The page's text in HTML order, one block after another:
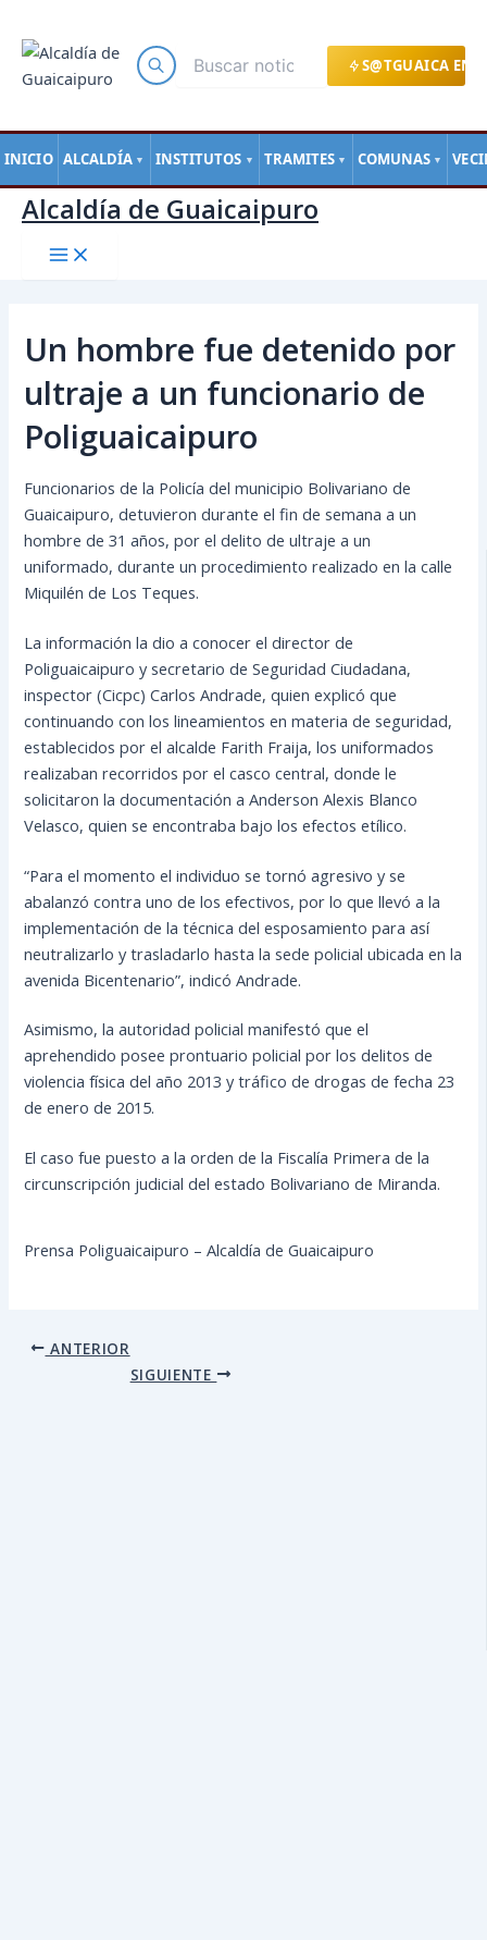
S@TGUAICA EN
INICIO ALCALDÍA ▼ INSTITUTOS ▼ TRAMITES ▼ COMUNAS ▼
contenido
Alcaldía de Guaicaipuro
Un hombre fue detenido por
ultraje a un funcionario de
Poliguaicaipuro
Funcionarios de la Policía del municipio Bolivariano de
Guaicaipuro, detuvieron durante el fin de semana a un
hombre de 31 años, por el delito de ultraje a un
uniformado, durante un procedimiento realizado en la calle
Miquilén de Los Teques.
La información la dio a conocer el director de
Poliguaicaipuro y secretario de Seguridad Ciudadana,
inspector (Cicpc) Carlos Andrade, quien explicó que
continuando conlos lineamientos en materia de seguridad,
establecidos por el alcalde Farith Fraija, los uniformados
realizaban recorridos por el casco central, donde le
solicitaron la documentación a Anderson Alexis Blanco
Velasco, quien se encontraba bajo los efectos etílico.
“Para el momento el individuo se tornó agresivo y se
abalanzó contra uno de los efectivos, por lo que llevó a la
implementación de la técnica del esposamiento para así
neutralizarlo y trasladarlo hasta la sede policial ubicada en la
avenida Bicentenario”, indicó Andrade.
Asimismo, la autoridad policial manifestó que el
aprehendido posee prontuario policial por los delitos de
violencia física del año 2013 y tráfico de drogas de fecha 23
de enero de 2015.
El caso fue puesto a la orden de la Fiscalía Primera de la
circunscripción judicial del estado Bolivariano de Miranda.
Prensa Poliguaicaipuro – Alcaldía de Guaicaipuro
de
entradas
ANTERIOR
SIGUIENTE